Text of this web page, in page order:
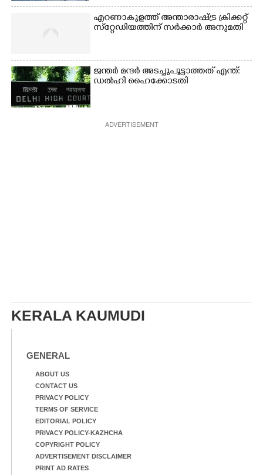
എറണാകുളത്ത് അന്താരാഷ്ട്ര ക്രിക്കറ്റ്
സ്‌റ്റേഡിയത്തിന് സർക്കാർ അനുമതി
ജന്ത‌‌ർ മന്ദർ അടച്ചുപൂട്ടാത്തത് എന്ത്:
ഡൽഹി ഹൈക്കോടതി
ADVERTISEMENT
KERALA KAUMUDI
GENERAL
ABOUT US
CONTACT US
PRIVACY POLICY
TERMS OF SERVICE
EDITORIAL POLICY
PRIVACY POLICY-KAZHCHA
COPYRIGHT POLICY
ADVERTISEMENT DISCLAIMER
PRINT AD RATES